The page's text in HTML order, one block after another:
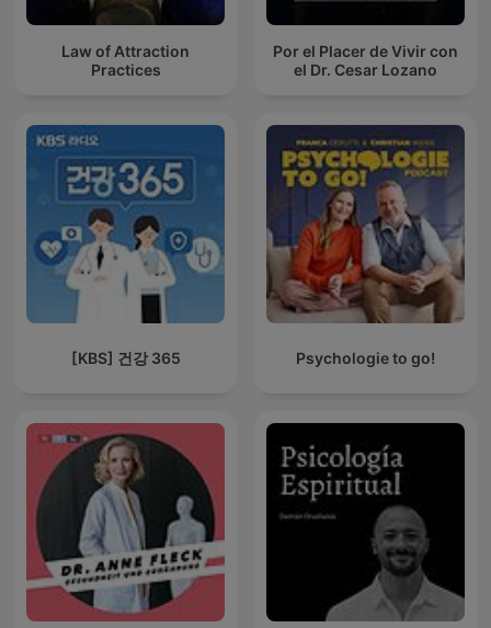
Law of Attraction
Practices
Por el Placer de Vivir con
el Dr. Cesar Lozano
[KBS] 건강 365 Psychologie to go!